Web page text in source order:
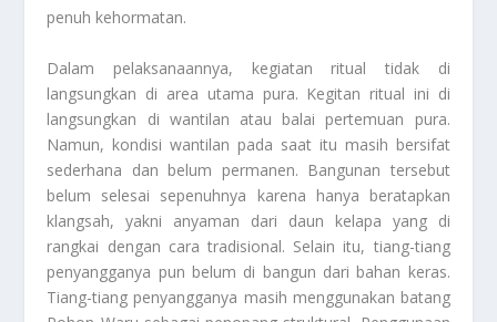
penuh kehormatan.
Dalam pelaksanaannya, kegiatan ritual tidak di
langsungkan di area utama pura. Kegitan ritual ini di
langsungkan di wantilan atau balai pertemuan pura.
Namun, kondisi wantilan pada saat itu masih bersifat
sederhana dan belum permanen. Bangunan tersebut
belum selesai sepenuhnya karena hanya beratapkan
klangsah, yakni anyaman dari daun kelapa yang di
rangkai dengan cara tradisional. Selain itu, tiang-tiang
penyangganya pun belum di bangun dari bahan keras.
Tiang-tiang penyangganya masih menggunakan batang